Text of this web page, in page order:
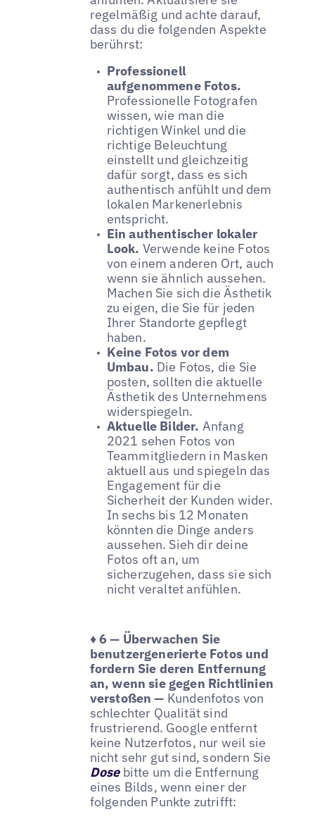
regelmäßig und achte darauf,
dass du die folgenden Aspekte
berührst:
Professionell
aufgenommene Fotos.
Professionelle Fotografen
wissen, wie man die
richtigen Winkel und die
richtige Beleuchtung
einstellt und gleichzeitig
dafür sorgt, dass es sich
authentisch anfühlt und dem
lokalen Markenerlebnis
entspricht.
Ein authentischer lokaler
Look. Verwende keine Fotos
von einem anderen Ort, auch
wenn sie ähnlich aussehen.
Machen Sie sich die Ästhetik
zu eigen, die Sie für jeden
Ihrer Standorte gepflegt
haben.
Keine Fotos vor dem
Umbau. Die Fotos, die Sie
posten, sollten die aktuelle
Ästhetik des Unternehmens
widerspiegeln.
Aktuelle Bilder. Anfang
2021 sehen Fotos von
Teammitgliedern in Masken
aktuell aus und spiegeln das
Engagement für die
Sicherheit der Kunden wider.
In sechs bis 12 Monaten
könnten die Dinge anders
aussehen. Sieh dir deine
Fotos oft an, um
sicherzugehen, dass sie sich
nicht veraltet anfühlen.
♦ 6 — Überwachen Sie
benutzergenerierte Fotos und
fordern Sie deren Entfernung
an, wenn sie gegen Richtlinien
verstoßen — Kundenfotos von
schlechter Qualität sind
frustrierend. Google entfernt
keine Nutzerfotos, nur weil sie
nicht sehr gut sind, sondern Sie
Dosebitte um die Entfernung
eines Bilds, wenn einer der
folgenden Punkte zutrifft: